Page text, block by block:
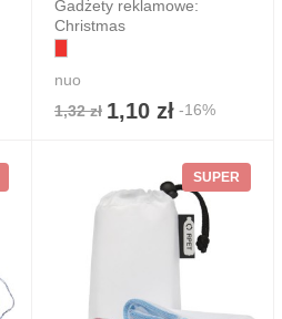
Gadżety reklamowe:
Christmas
nuo
1,32 zł 1,10 zł -16%
SUPER